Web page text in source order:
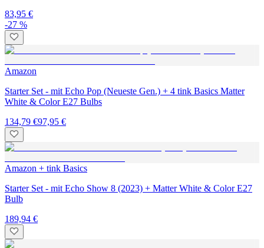
83,95 €
-27 %
Amazon
Starter Set - mit Echo Pop (Neueste Gen.) + 4 tink Basics Matter
White & Color E27 Bulbs
134,79 €97,95 €
Amazon + tink Basics
Starter Set - mit Echo Show 8 (2023) + Matter White & Color E27
Bulb
189,94 €